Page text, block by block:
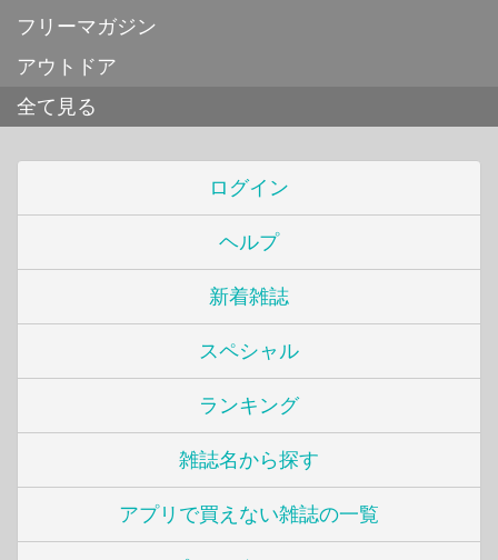
フリーマガジン
アウトドア
全て見る
ログイン
ヘルプ
新着雑誌
スペシャル
ランキング
雑誌名から探す
アプリで買えない雑誌の一覧